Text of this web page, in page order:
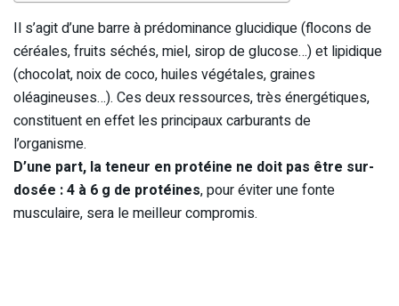
Il s’agit d’une barre à prédominance glucidique (flocons de
céréales, fruits séchés, miel, sirop de glucose…) et lipidique
(chocolat, noix de coco, huiles végétales, graines
oléagineuses…). Ces deux ressources, très énergétiques,
constituent en effet les principaux carburants de
l’organisme.
D’une part, la teneur en protéine ne doit pas être sur-
dosée : 4 à 6 g de protéines, pour éviter une fonte
musculaire, sera le meilleur compromis.